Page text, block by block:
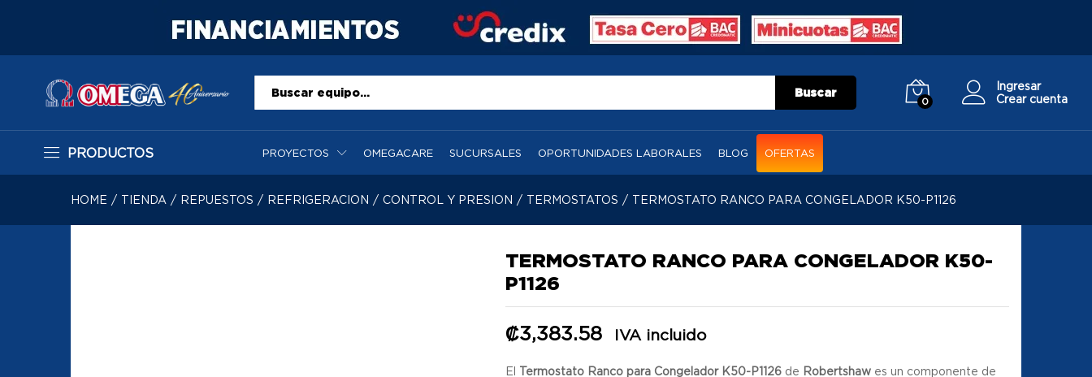
Todo Buscar
0
Ingresar
Crear cuenta
PRODUCTOS PROYECTOS OMEGACARE SUCURSALES OPORTUNIDADES LABORALES BLOG OFERTAS
HOME / TIENDA / REPUESTOS / REFRIGERACION / CONTROL Y PRESION / TERMOSTATOS / TERMOSTATO RANCO PARA CONGELADOR K50-P1126
TERMOSTATO RANCO PARA CONGELADOR K50-
P1126
₡3,383.58 IVA incluido
El Termostato Ranco para Congelador K50-P1126 de Robertshaw es un componente de